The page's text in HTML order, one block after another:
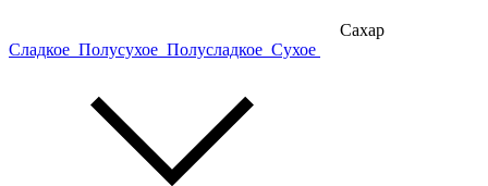
Сахар
Сладкое Полусухое Полусладкое Сухое